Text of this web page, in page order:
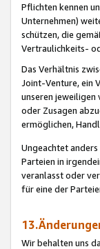
Pflichten kennen
Unternehmen)
schützen, die
Vertraulichkeits-
Das Verhältnis
Joint-Venture, ein
unseren jeweiligen
oder Zusagen
ermöglichen,
Ungeachtet
Parteien in
veranlasst oder
für eine der
Wir behalten uns